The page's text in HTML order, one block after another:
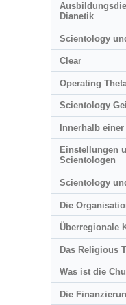
Dianetik
Scientology
Clear
Operating
Scientology
Innerhalb
Einstellungen
Scientologen
Scientology
Die
Überregionale
Das Religious
Was ist die
Die